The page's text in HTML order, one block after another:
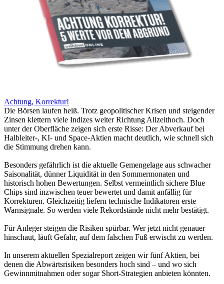
Achtung, Korrektur!
Die Börsen laufen heiß. Trotz geopolitischer Krisen und steigender
Zinsen klettern viele Indizes weiter Richtung Allzeithoch. Doch
unter der Oberfläche zeigen sich erste Risse: Der Abverkauf bei
Halbleiter-, KI- und Space-Aktien macht deutlich, wie schnell sich
die Stimmung drehen kann.
Besonders gefährlich ist die aktuelle Gemengelage aus schwacher
Saisonalität, dünner Liquidität in den Sommermonaten und
historisch hohen Bewertungen. Selbst vermeintlich sichere Blue
Chips sind inzwischen teuer bewertet und damit anfällig für
Korrekturen. Gleichzeitig liefern technische Indikatoren erste
Warnsignale. So werden viele Rekordstände nicht mehr bestätigt.
Für Anleger steigen die Risiken spürbar. Wer jetzt nicht genauer
hinschaut, läuft Gefahr, auf dem falschen Fuß erwischt zu werden.
In unserem aktuellen Spezialreport zeigen wir fünf Aktien, bei
denen die Abwärtsrisiken besonders hoch sind – und wo sich
Gewinnmitnahmen oder sogar Short-Strategien anbieten könnten.